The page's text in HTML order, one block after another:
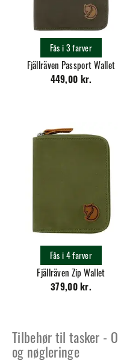
Fjällräven Passport Wallet
449,00 kr.
Fås i 3 farver
Fjällräven Zip Wallet
379,00 kr.
Fås i 4 farver
Tilbehør til tasker -
og nøgleringe